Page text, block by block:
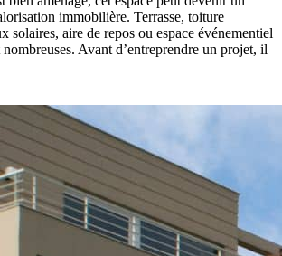
immobilière. Terrasse, toiture
solaires, aire de repos ou espace événementiel
Avant d’entreprendre un projet, il